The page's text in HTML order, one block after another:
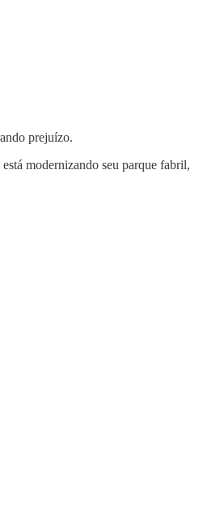
prejuízo.
modernizando seu parque fabril,